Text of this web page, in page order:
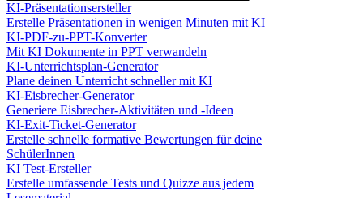
KI-Präsentationsersteller
Erstelle Präsentationen in wenigen Minuten mit KI
KI-PDF-zu-PPT-Konverter
Mit KI Dokumente in PPT verwandeln
KI-Unterrichtsplan-Generator
Plane deinen Unterricht schneller mit KI
KI-Eisbrecher-Generator
Generiere Eisbrecher-Aktivitäten und -Ideen
KI-Exit-Ticket-Generator
Erstelle schnelle formative Bewertungen für deine
SchülerInnen
KI Test-Ersteller
Erstelle umfassende Tests und Quizze aus jedem